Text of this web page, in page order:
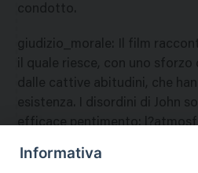
condotto.
giudizio_morale: Il film
il quale riesce, con uno sforzo
dalle cattive abitudini, che
esistenza. I disordini di John
efficace pentimento:
film risulta quindi moralmente
Informativa